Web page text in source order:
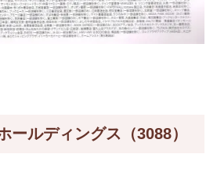
ールディングス（3088）